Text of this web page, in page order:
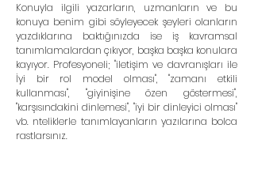
Konuyla ilgili yazarların, uzmanların ve bu
konuya benim gibi söyleyecek şeyleri olanların
yazdıklarına baktığınızda ise iş kavramsal
tanımlamalardan çıkıyor, başka başka konulara
kayıyor. Profesyoneli; "iletişim ve davranışları ile
İyi bir rol model olması", "zamanı etkili
kullanması", "giyinişine özen göstermesi",
"karşısındakini dinlemesi", "iyi bir dinleyici olması"
vb. nteliklerle tanımlayanların yazılarına bolca
rastlarsınız.